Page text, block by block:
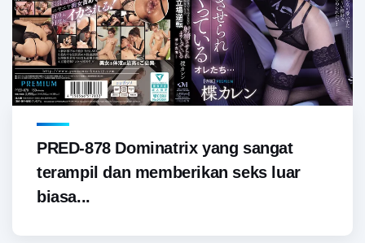
PRED-878 Dominatrix yang sangat
terampil dan memberikan seks luar
biasa...